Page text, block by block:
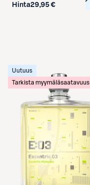
Hinta29,95 €
Uutuus
Tarkista myymäläsaatavuus